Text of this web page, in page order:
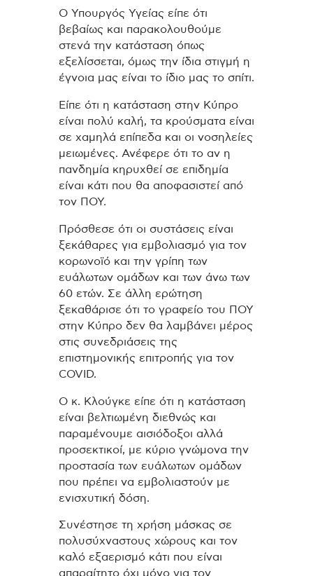
Ο Υπουργός Υγείας είπε ότι
βεβαίως και παρακολουθούμε
στενά την κατάσταση όπως
εξελίσσεται, όμως την ίδια στιγμή η
έγνοια μας είναι το ίδιο μας το σπίτι.
Είπε ότι η κατάσταση στην Κύπρο
είναι πολύ καλή, τα κρούσματα είναι
σε χαμηλά επίπεδα και οι νοσηλείες
μειωμένες. Ανέφερε ότι το αν η
πανδημία κηρυχθεί σε επιδημία
είναι κάτι που θα αποφασιστεί από
τον ΠΟΥ.
Πρόσθεσε ότι οι συστάσεις είναι
ξεκάθαρες για εμβολιασμό για τον
κορωνοϊό και την γρίπη των
ευάλωτων ομάδων και των άνω των
60 ετών. Σε άλλη ερώτηση
ξεκαθάρισε ότι το γραφείο του ΠΟΥ
στην Κύπρο δεν θα λαμβάνει μέρος
στις συνεδριάσεις της
επιστημονικής επιτροπής για τον
COVID.
Ο κ. Κλούγκε είπε ότι η κατάσταση
είναι βελτιωμένη διεθνώς και
παραμένουμε αισιόδοξοι αλλά
προσεκτικοί, με κύριο γνώμονα την
προστασία των ευάλωτων ομάδων
που πρέπει να εμβολιαστούν με
ενισχυτική δόση.
Συνέστησε τη χρήση μάσκας σε
πολυσύχναστους χώρους και τον
καλό εξαερισμό κάτι που είναι
απαραίτητο όχι μόνο για τον